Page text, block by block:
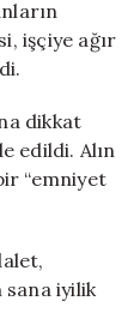
işçiye ağır
dikkat
edildi. Alın
“emniyet
sana iyilik